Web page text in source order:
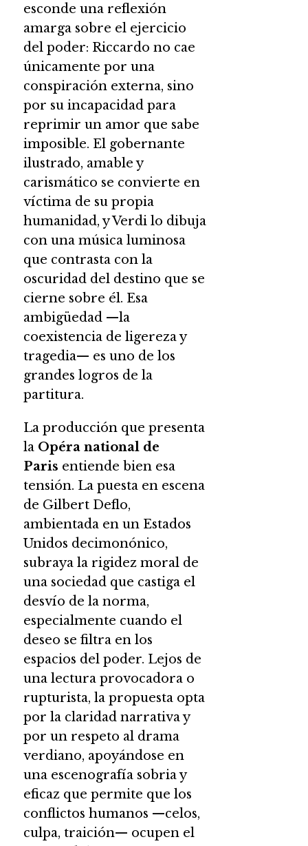
esconde una reflexión
amarga sobre el ejercicio
del poder: Riccardo no cae
únicamente por una
conspiración externa, sino
por su incapacidad para
reprimir un amor que sabe
imposible. El gobernante
ilustrado, amable y
carismático se convierte en
víctima de su propia
humanidad, y Verdi lo dibuja
con una música luminosa
que contrasta con la
oscuridad del destino que se
cierne sobre él. Esa
ambigüedad —la
coexistencia de ligereza y
tragedia— es uno de los
grandes logros de la
partitura.
La producción que presenta
la Opéra national de
Paris entiende bien esa
tensión. La puesta en escena
de Gilbert Deflo,
ambientada en un Estados
Unidos decimonónico,
subraya la rigidez moral de
una sociedad que castiga el
desvío de la norma,
especialmente cuando el
deseo se filtra en los
espacios del poder. Lejos de
una lectura provocadora o
rupturista, la propuesta opta
por la claridad narrativa y
por un respeto al drama
verdiano, apoyándose en
una escenografía sobria y
eficaz que permite que los
conflictos humanos —celos,
culpa, traición— ocupen el